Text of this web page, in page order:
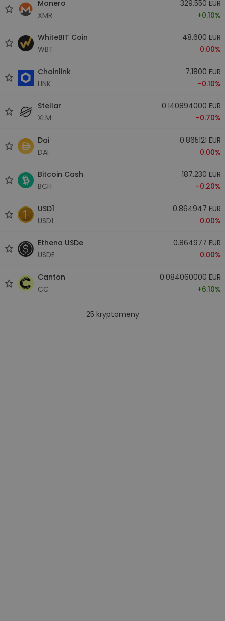
Monero
XMR
329.550 EUR
+0.10%
WhiteBIT Coin
WBT
48.600 EUR
0.00%
Chainlink
LINK
7.1800 EUR
-0.10%
Stellar
XLM
0.140894000 EUR
-0.70%
Dai
DAI
0.865121 EUR
0.00%
Bitcoin Cash
BCH
187.230 EUR
-0.20%
USD1
USD1
0.864947 EUR
0.00%
Ethena USDe
USDE
0.864977 EUR
0.00%
Canton
CC
0.084060000 EUR
+6.10%
25 kryptomeny